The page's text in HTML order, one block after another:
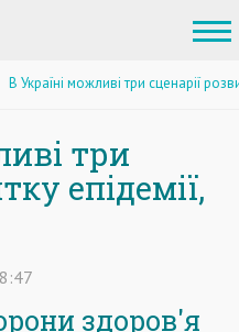
В Україні можливі три сценарії
три
епідемії,
здоров'я